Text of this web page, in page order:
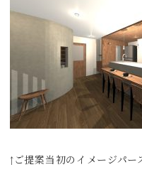
↑ご提案当初のイメージパー